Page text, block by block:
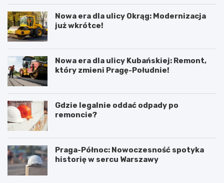
Nowa era dla ulicy Okrąg: Modernizacja
już wkrótce!
Nowa era dla ulicy Kubańskiej: Remont,
który zmieni Pragę-Południe!
Gdzie legalnie oddać odpady po
remoncie?
Praga-Północ: Nowoczesność spotyka
historię w sercu Warszawy